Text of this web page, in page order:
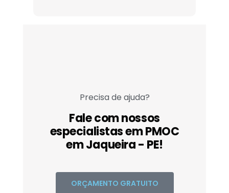
Precisa de ajuda?
Fale com nossos
especialistas em PMOC
em Jaqueira - PE!
ORÇAMENTO GRATUITO